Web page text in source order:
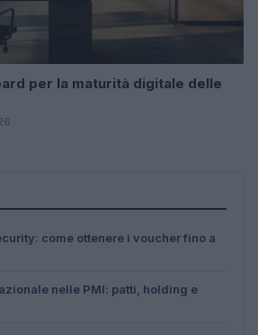
per la maturità digitale delle
come ottenere i voucher fino a
nelle PMI: patti, holding e